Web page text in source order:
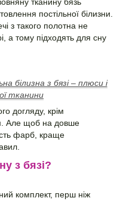
тканину бязь
постільної білизни.
з такого полотна не
а тому підходять для сну
білизна з бязі – плюси і
тканини
догляду, крім
Але щоб на довше
фарб, краще
з бязі?
комплект, перш ніж